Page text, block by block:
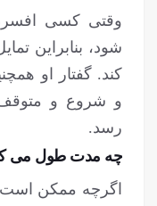
وقتی کسی
شود، بنابراین
کند. گفتار او
و شروع و
رسد.
چه مدت طول می
اگرچه ممکن است